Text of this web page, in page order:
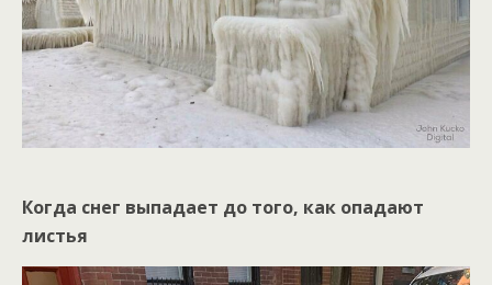
Когда снег выпадает до того, как опадают
листья